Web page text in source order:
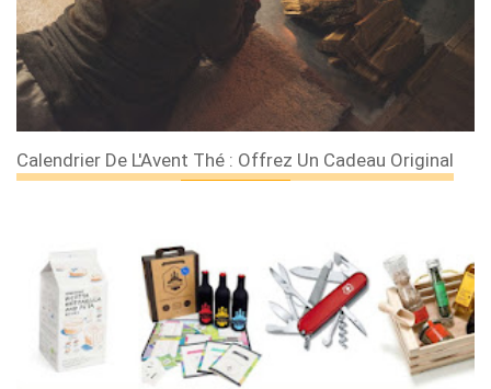
Calendrier De L'Avent Thé : Offrez Un Cadeau Original